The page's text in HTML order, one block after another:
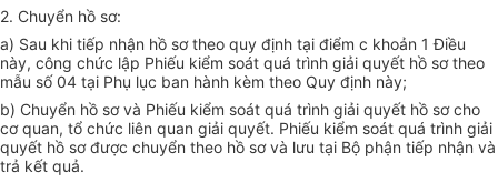
2. Chuyển hồ sơ:
a) Sau khi tiếp nhận hồ sơ theo quy định tại điểm c khoản 1 Điều
này, công chức lập Phiếu kiểm soát quá trình giải quyết hồ sơ theo
mẫu số 04 tại Phụ lục ban hành kèm theo Quy định này;
b) Chuyển hồ sơ và Phiếu kiểm soát quá trình giải quyết hồ sơ cho
cơ quan, tổ chức liên quan giải quyết. Phiếu kiểm soát quá trình giải
quyết hồ sơ được chuyển theo hồ sơ và lưu tại Bộ phận tiếp nhận và
trả kết quả.